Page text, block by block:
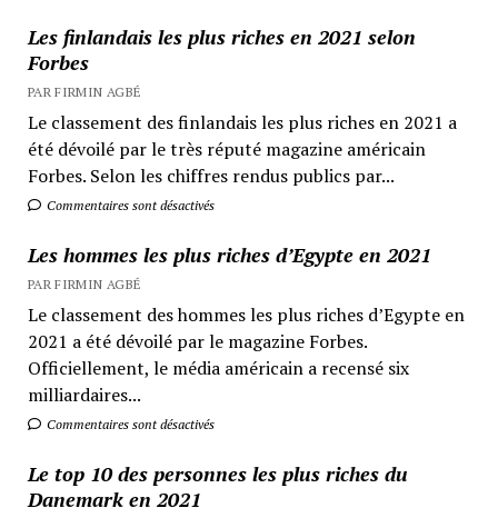
Les finlandais les plus riches en 2021 selon
Forbes
PAR FIRMIN AGBÉ
Le classement des finlandais les plus riches en 2021 a
été dévoilé par le très réputé magazine américain
Forbes. Selon les chiffres rendus publics par...
Commentaires sont désactivés
Les hommes les plus riches d’Egypte en 2021
PAR FIRMIN AGBÉ
Le classement des hommes les plus riches d’Egypte en
2021 a été dévoilé par le magazine Forbes.
Officiellement, le média américain a recensé six
milliardaires...
Commentaires sont désactivés
Le top 10 des personnes les plus riches du
Danemark en 2021